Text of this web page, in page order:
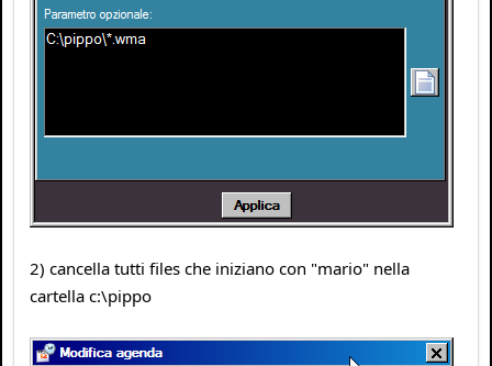
2) cancella tutti files che iniziano con "mario" nella
cartella c:\pippo